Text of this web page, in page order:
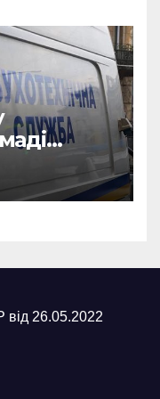
26.05.2022